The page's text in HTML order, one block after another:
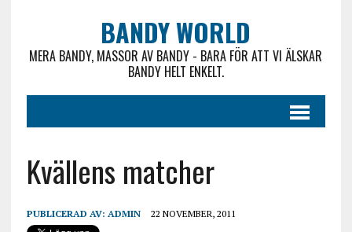
BANDY WORLD
MERA BANDY, MASSOR AV BANDY - BARA FÖR ATT VI ÄLSKAR
BANDY HELT ENKELT.
Kvällens matcher
PUBLICERAD AV: ADMIN 22 NOVEMBER, 2011